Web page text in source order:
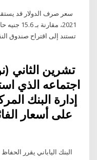
2021،
تستند إلى اقتراح صندوق
اجتماعه الذي
إدارة البنك
على أسعار
البنك الياباني يقرر